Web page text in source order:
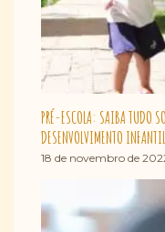
PRÉ-ESCOLA: SAIBA TUDO
DESENVOLVIMENTO INFANTIL
18 de novembro de